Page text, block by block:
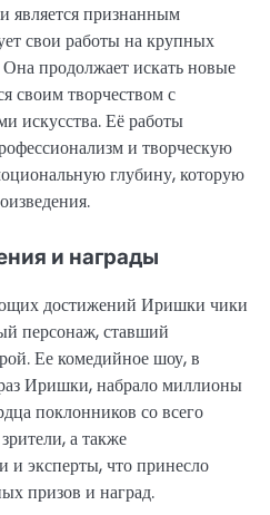
признанным
свои работы на крупных
продолжает искать новые
своим творчеством с
искусства. Её работы
и творческую
глубину, которую
и награды
достижений Иришки чики
персонаж, ставший
Ее комедийное шоу, в
Иришки, набрало миллионы
поклонников со всего
а также
и эксперты, что принесло
призов и наград.